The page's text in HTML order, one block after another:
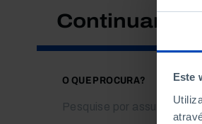
Este
Continuar a
O QUE PROCURA?